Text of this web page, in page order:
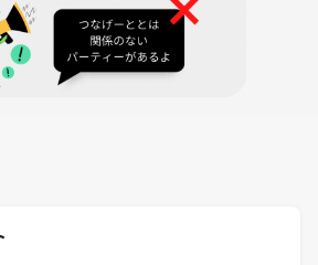
なことでもお気軽にご相談くださいね☺️
待ちしています！
い
安心して楽しめる空間づくりを大切にして
持ちよく交流を楽しみましょう☺️